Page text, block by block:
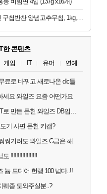
39%할인 구첩반찬 양념고추무침, 1kg, 1개
한 콘텐츠
게임 IT 유머 연예
료로 바꿔고 새로나온 dlc들
세요 와일즈 요즘 어떤가요
챗GPT로 만든 몬헌 와일즈 DB입니다.
기 사면 몬헌 키캡?
맨날 찡찡거려도 와일즈 G급은 해야하니까 접속 jpg
도 !!!!!!!!!!!!!!!!!!
늅 드디어 헌랭 100 넘다..!!
퀘좀 도와주실분..?